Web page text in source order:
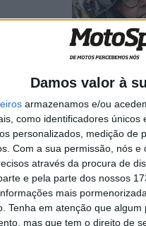
Damos valor à
armazenamos e/ou
como identificadores
personalizados, medição de
Com a sua permissão, nós e
através da procura de
e pela parte dos nossos
mais
Tenha em atenção que
mas que tem o direito de